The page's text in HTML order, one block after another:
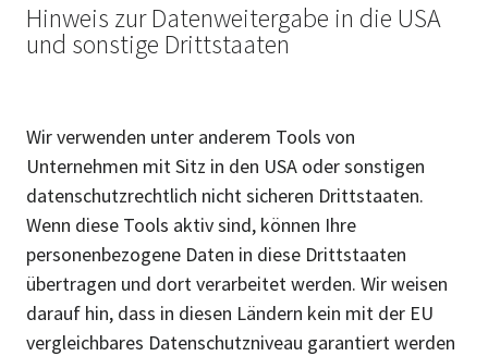
Hinweis zur Datenweitergabe in die USA
und sonstige Drittstaaten
Wir verwenden unter anderem Tools von
Unternehmen mit Sitz in den USA oder sonstigen
datenschutzrechtlich nicht sicheren Drittstaaten.
Wenn diese Tools aktiv sind, können Ihre
personenbezogene Daten in diese Drittstaaten
übertragen und dort verarbeitet werden. Wir weisen
darauf hin, dass in diesen Ländern kein mit der EU
vergleichbares Datenschutzniveau garantiert werden